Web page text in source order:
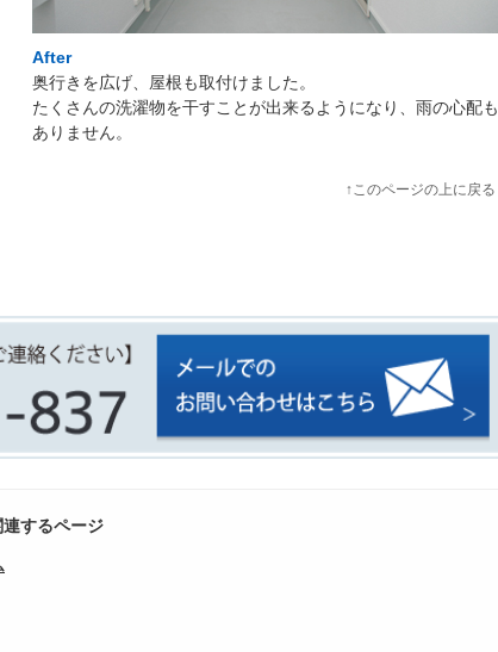
After
奥行きを広げ、屋根も取付けました。
たくさんの洗濯物を干すことが出来るようになり、雨の心配も
ありません。
↑このページの上に戻る
連するページ